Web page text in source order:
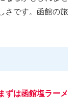
さです。函館の旅
ずは函館塩ラーメ